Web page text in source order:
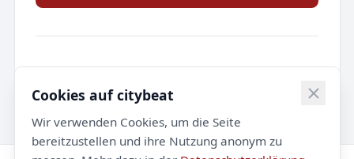
Noch keine Kommentare.
Cookies auf citybeat
Wir verwenden Cookies, um die Seite
bereitzustellen und ihre Nutzung anonym zu